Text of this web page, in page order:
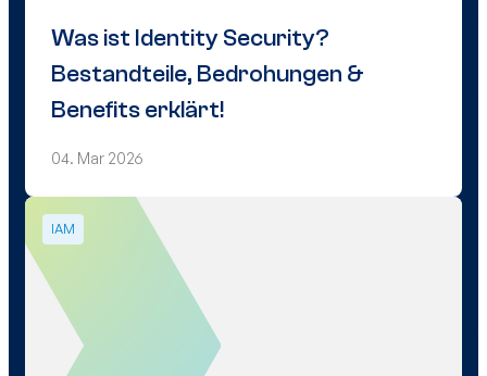
Was ist Identity Security?
Bestandteile, Bedrohungen &
Benefits erklärt!
04. Mar 2026
IAM